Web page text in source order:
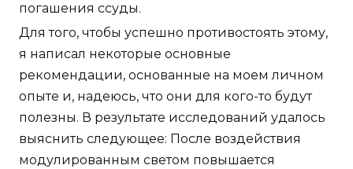
погашения ссуды.
Для того, чтобы успешно противостоять этому,
я написал некоторые основные
рекомендации, основанные на моем личном
опыте и, надеюсь, что они для кого-то будут
полезны. В результате исследований удалось
выяснить следующее: После воздействия
модулированным светом повышается